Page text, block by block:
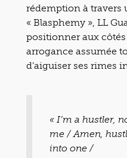
rédemption à travers
« Blasphemy », LL
positionner aux
arrogance assumée
d’aiguiser ses rimes
« I’m a hustler,
me / Amen,
into one /